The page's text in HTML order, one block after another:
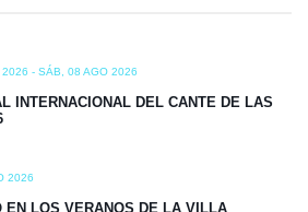
2026 - SÁB, 08 AGO 2026
INTERNACIONAL DEL CANTE DE LAS
2026
EN LOS VERANOS DE LA VILLA